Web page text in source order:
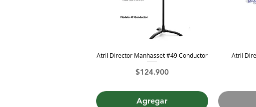
Vista rápida
Atril Director Manhasset #49 Conductor
Precio
$124.900
Agregar
Atril